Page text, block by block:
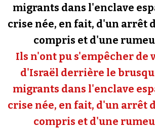
Newsletter
Faire un don
Demander à Vera
Se connecter
migrants dans l'enclave
crise née, en fait, d'un arrêt
compris et d'une
Ils n'ont pu s'empêcher de
d'Israël derrière le
migrants dans l'enclave
crise née, en fait, d'un arrêt
compris et d'une